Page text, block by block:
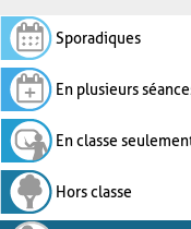
Sporadiques
En plusieurs
En classe
Hors classe